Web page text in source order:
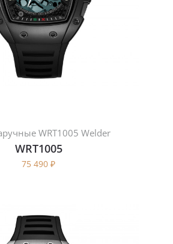
WRT1005 Welder
WRT1005
75 490 ₽